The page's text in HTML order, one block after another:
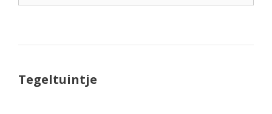
Tegeltuintje